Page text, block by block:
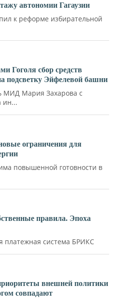
автономии Гагаузии
к реформе избирательной
Гоголя сбор средств
подсветку Эйфелевой башни
МИД Мария Захарова с
ин...
ограничения для
повышенной готовности в
правила. Эпоха
платежная система БРИКС
внешней политики
совпадают